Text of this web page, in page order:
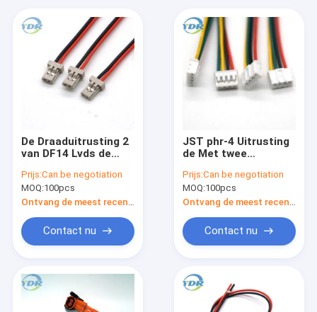
De Draaduitrusting 2
van DF14 Lvds de
Connector UL1571
28AWG
Prijs:Can be negotiation
MOQ:100pcs
Contact nu
JST phr-4 Uitrusting
de Met twee
Cable Assembly van
de Terminalsdraad
Prijs:Can be negotiation
MOQ:100pcs
Contact nu